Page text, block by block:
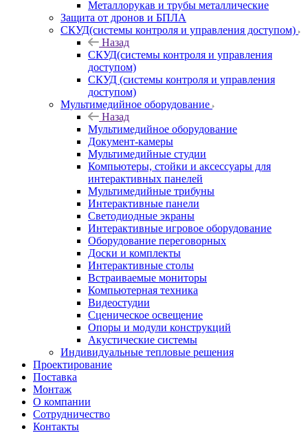
Металлорукав и трубы металлические
Защита от дронов и БПЛА
СКУД(системы контроля и управления доступом)
Назад
СКУД(системы контроля и управления
доступом)
СКУД (системы контроля и управления
доступом)
Мультимедийное оборудование
Назад
Мультимедийное оборудование
Документ-камеры
Мультимедийные студии
Компьютеры, стойки и аксессуары для
интерактивных панелей
Мультимедийные трибуны
Интерактивные панели
Светодиодные экраны
Интерактивные игровое оборудование
Оборудование переговорных
Доски и комплекты
Интерактивные столы
Встраиваемые мониторы
Компьютерная техника
Видеостудии
Cценическое освещение
Опоры и модули конструкций
Акустические системы
Индивидуальные тепловые решения
Проектирование
Поставка
Монтаж
О компании
Сотрудничество
Контакты